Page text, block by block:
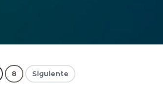
8(current)Siguiente